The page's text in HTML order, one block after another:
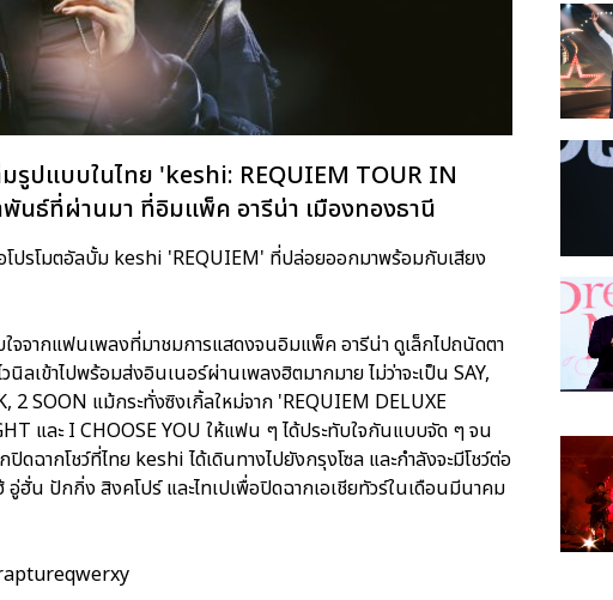
รูปแบบในไทย 'keshi: REQUIEM TOUR IN
นธ์ที่ผ่านมา ที่อิมแพ็ค อารีน่า เมืองทองธานี
โปรโมตอัลบั้ม keshi 'REQUIEM' ที่ปล่อยออกมาพร้อมกับเสียง
จจากแฟนเพลงที่มาชมการแสดงจนอิมแพ็ค อารีน่า ดูเล็กไปถนัดตา
เข้าไปพร้อมส่งอินเนอร์ผ่านเพลงฮิตมากมาย ไม่ว่าจะเป็น SAY,
2 SOON แม้กระทั่งซิงเกิ้ลใหม่จาก 'REQUIEM DELUXE
และ I CHOOSE YOU ให้แฟน ๆ ได้ประทับใจกันแบบจัด ๆ จน
ดฉากโชว์ที่ไทย keshi ได้เดินทางไปยังกรุงโซล และกำลังจะมีโชว์ต่อ
อู่ฮั่น ปักกิ่ง สิงคโปร์ และไทเปเพื่อปิดฉากเอเชียทัวร์ในเดือนมีนาคม